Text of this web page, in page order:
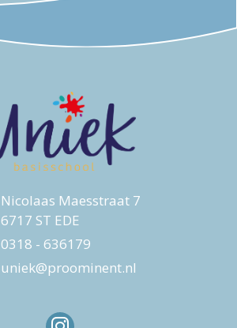
Nicolaas Maesstraat 7
6717 ST EDE
0318 - 636179
uniek@proominent.nl